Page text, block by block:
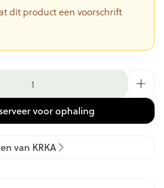
dit product een voorschrift
voor ophaling
van KRKA